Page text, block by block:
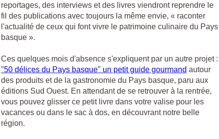
reportages, des interviews et des livres viendront reprendre le
fil des publications avec toujours la même envie, « raconter
l'actualité de ceux qui font vivre le patrimoine culinaire du Pays
basque ».
Ces quelques mois d'absence s'expliquent par un autre projet :
"50 délices du Pays basque" un petit guide gourmand autour
des produits et de la gastronomie du Pays basque, paru aux
éditions Sud Ouest. En attendant de se retrouver à la rentrée,
vous pouvez glisser ce petit livre dans votre valise pour les
vacances ou dans le sac à dos, en découvrant notre belle
région.